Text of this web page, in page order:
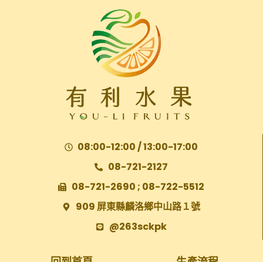
08:00-12:00 / 13:00-17:00
08-721-2127
08-721-2690 ; 08-722-5512
909 屏東縣麟洛鄉中山路１號
@263sckpk